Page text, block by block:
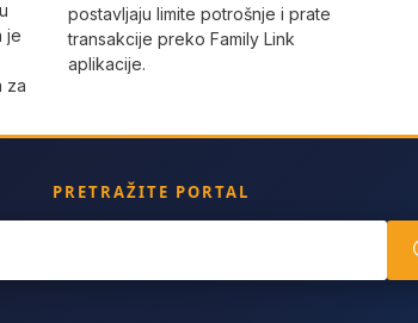
je
za
postavljaju limite potrošnje i prate
transakcije preko Family Link
aplikacije.
PRETRAŽITE PORTAL